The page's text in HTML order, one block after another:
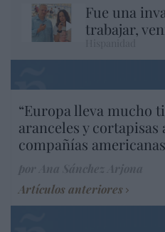
Fue una
trabajar,
“Europa lleva mucho
aranceles y cortapisas
compañías
Artículos anteriores